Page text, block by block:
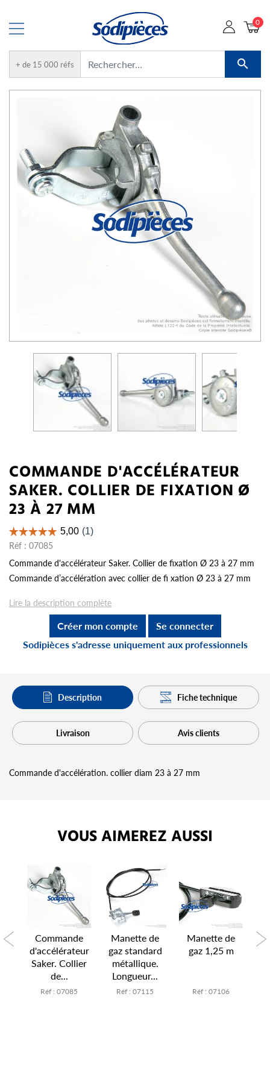
+ de 15 000 réfs 
0
COMMANDE D'ACCÉLÉRATEUR
SAKER. COLLIER DE FIXATION Ø
23 À 27 MM
Réf : 07085
Commande d'accélérateur Saker. Collier de fixation Ø 23 à 27 mm
Commande d’accélération avec collier de fi xation Ø 23 à 27 mm
Lire la description complète
Créer mon compte
Se connecter
Sodipièces s'adresse uniquement aux professionnels
Description Fiche technique
Livraison Avis clients
Commande d'accélération. collier diam 23 à 27 mm
VOUS AIMEREZ AUSSI
Commande
d'accélérateur
Saker. Collier
de...
Réf : 07085
Manette de
gaz standard
métallique.
Longueur...
Réf : 07115
Manette de
gaz 1,25 m
Réf : 07106